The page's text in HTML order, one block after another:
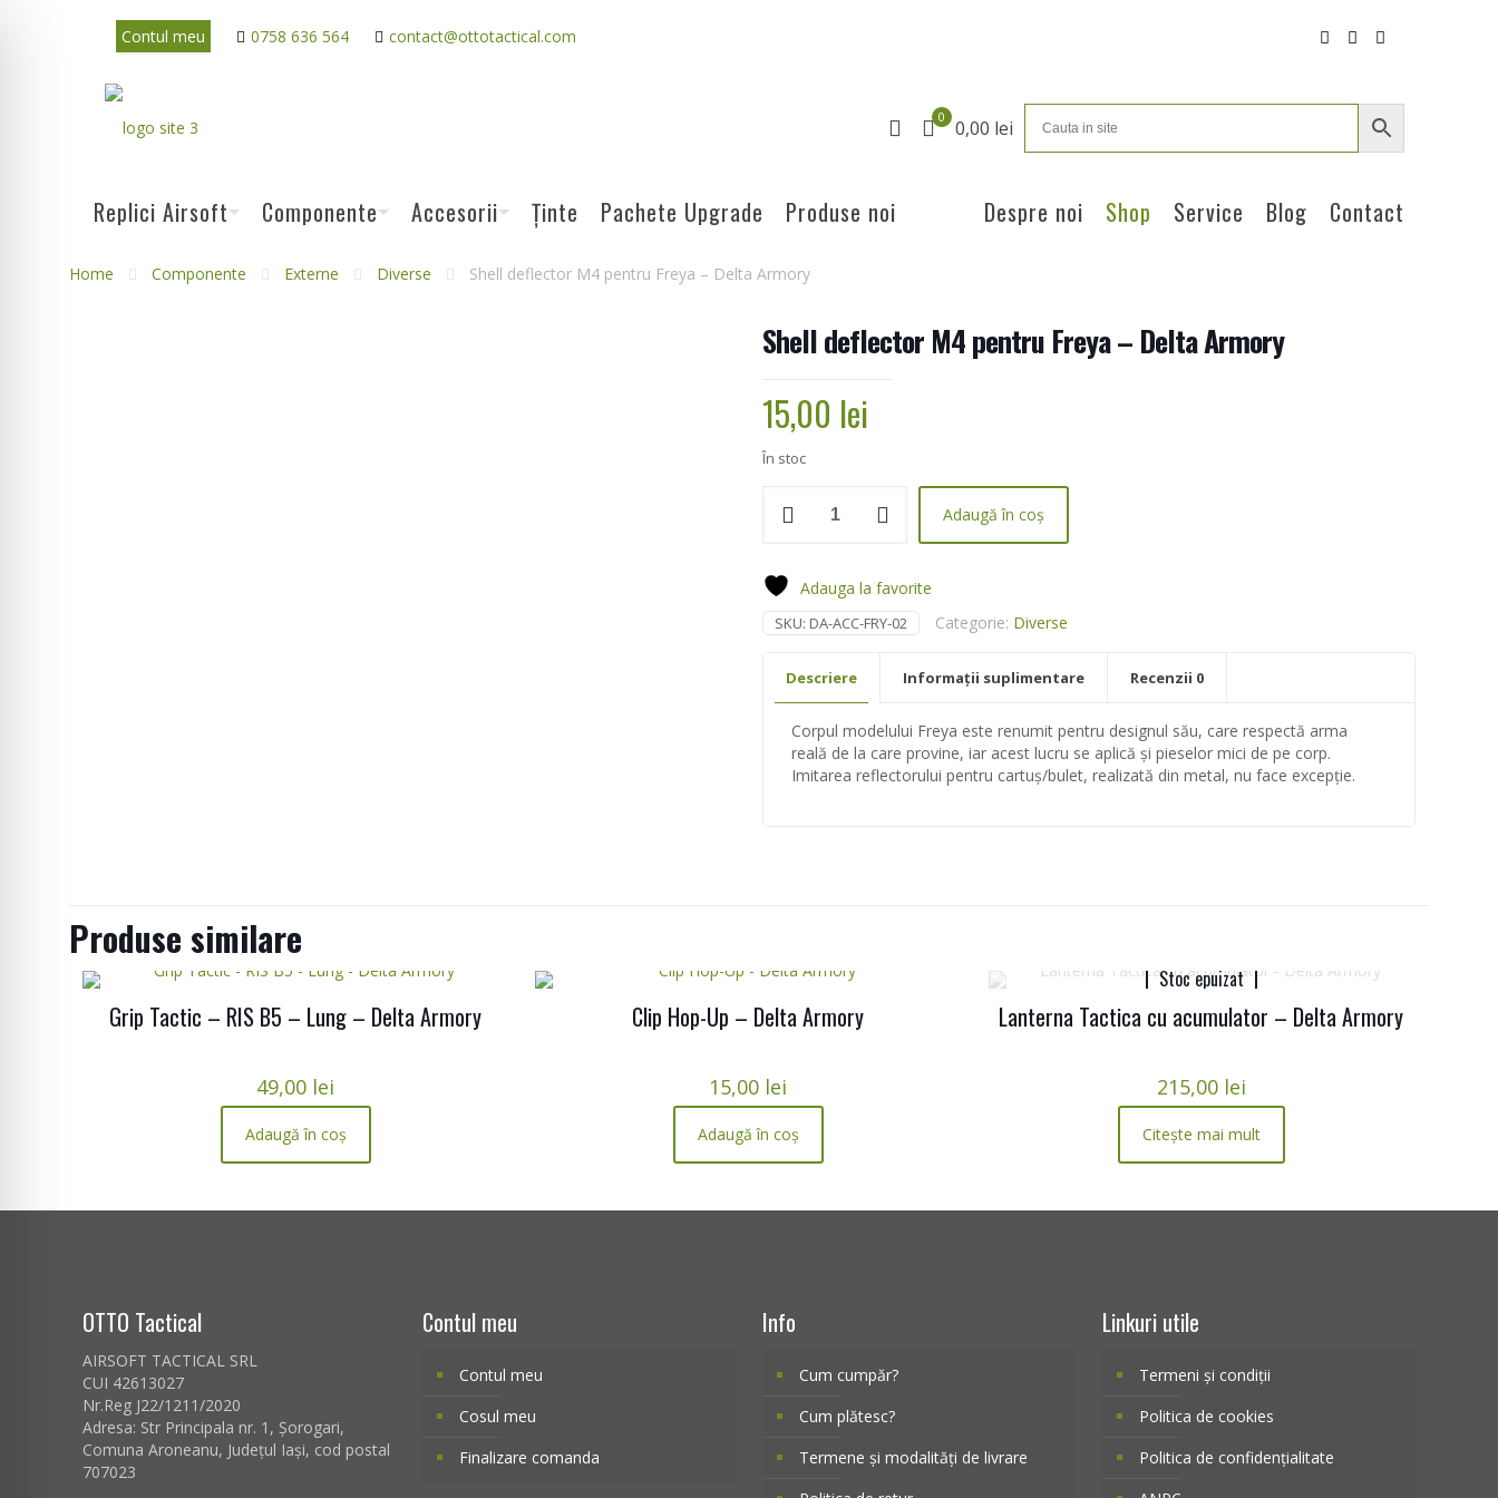
Contul meu 0758 636 564 contact@ottotactical.com
0 0,00 lei
Replici Airsoft Componente Accesorii Ținte Pachete Upgrade Produse noi Despre noi Shop Service Blog Contact
Home Componente Externe Diverse Shell deflector M4 pentru Freya – Delta Armory
Shell deflector M4 pentru Freya – Delta Armory
15,00 lei
În stoc
Shell
pentru
Freya
-
Armory
Adaugă în coș
Adauga la favorite
SKU: DA-ACC-FRY-02 Categorie: Diverse
Descriere Informații suplimentare Recenzii 0
Corpul modelului Freya este renumit pentru designul său, care respectă arma
reală de la care provine, iar acest lucru se aplică și pieselor mici de pe corp.
Imitarea reflectorului pentru cartuș/bulet, realizată din metal, nu face excepție.
Produse similare
Grip Tactic – RIS B5 – Lung – Delta Armory
49,00 lei
Adaugă în coș
Clip Hop-Up – Delta Armory
15,00 lei
Adaugă în coș
Stoc epuizat
Lanterna Tactica cu acumulator – Delta Armory
215,00 lei
Citește mai mult
OTTO Tactical
AIRSOFT TACTICAL SRL
CUI 42613027
Nr.Reg J22/1211/2020
Adresa: Str Principala nr. 1 , Șorogari,
Comuna Aroneanu, Județul Iași, cod postal
707023
Contul meu
Contul meu
Cosul meu
Finalizare comanda
Info
Cum cumpăr?
Cum plătesc?
Termene și modalități de livrare
Linkuri utile
Termeni și condiții
Politica de cookies
Politica de confidențialitate